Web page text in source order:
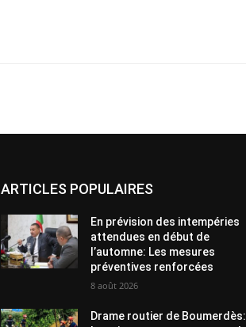
ARTICLES POPULAIRES
En prévision des intempéries
attendues en début de
l’automne: Les mesures
préventives renforcées
8 août 2026
Drame routier de Boumerdès: